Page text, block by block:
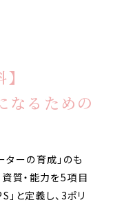
なるための
ーの育成」のも
質・能力を5項目
」と定義し、3ポリ